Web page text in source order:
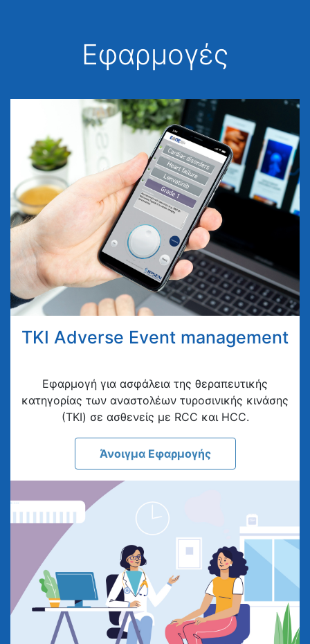
Εφαρμογές
TKI Adverse Event management
Eφαρμογή για ασφάλεια της θεραπευτικής
κατηγορίας των αναστολέων τυροσινικής κινάσης
(ΤΚΙ) σε ασθενείς με RCC και HCC.
Άνοιγμα Εφαρμογής